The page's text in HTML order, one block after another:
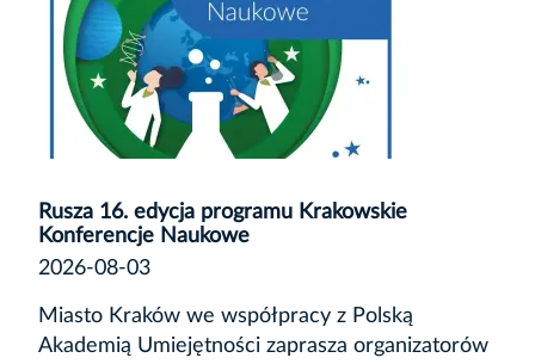
Rusza 16. edycja programu Krakowskie
Konferencje Naukowe
2026-08-03
Miasto Kraków we współpracy z Polską
Akademią Umiejętności zaprasza organizatorów